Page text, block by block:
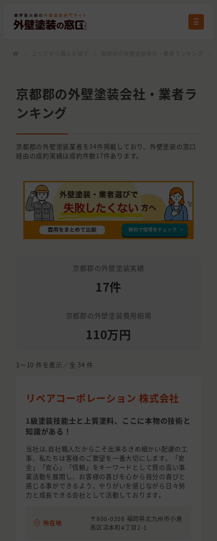
京都郡の外壁塗装会社・業者ラ
ンキング
京都郡の外壁塗装業者を34件掲載しており、外壁塗装の窓口
経由の成約実績は成約件数17件あります。
京都郡の外壁塗装実績
17件
京都郡の外壁塗装費用相場
110万円
1〜10 件を表示／全 34 件
リペアコーポレーション 株式会社
1級塗装技能士と上質塗料、ここに本物の技術と
知識がある！
当社は,自社職人だからこそ出来るきめ細かい配慮の工
事、私たちは客様のご要望を一番大切にします。「安
全」「安心」「信頼」をキーワードとして質の高い事
業活動を展開し、お客様の喜びを心から自分の喜びと
感じる事ができるよう、やりがいを感じながら日々努
力と成長できる会社として活動しております。
所在地
〒800-0208 福岡県北九州市小倉
南区沼本町4丁目2-1